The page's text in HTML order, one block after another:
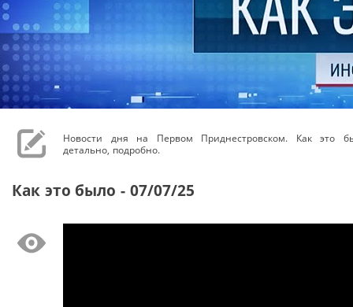
Новости дня на Первом Приднестровском. Как это
детально, подробно.
Как это было - 07/07/25